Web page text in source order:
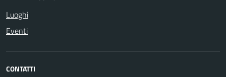
Luoghi
Eventi
CONTATTI